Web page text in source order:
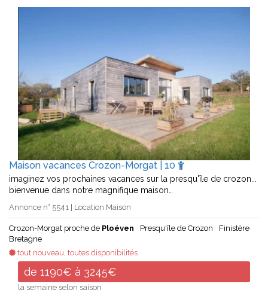
Maison vacances Crozon-Morgat | 10
imaginez vos prochaines vacances sur la presqu'île de crozon...
bienvenue dans notre magnifique maison…
Annonce n° 5541 | Location Maison
Crozon-Morgat proche de Ploéven Presqu'île de Crozon
Finistère
Bretagne
tout nouveau, toutes disponibilités
de 1190€ à 3245€
la semaine selon saison